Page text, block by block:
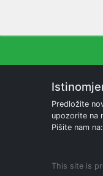
Predložite
upozorite na
Pišite nam na:
This site is